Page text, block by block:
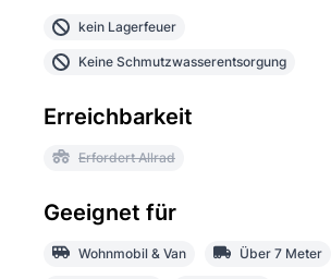
kein Lagerfeuer
Keine Schmutzwasserentsorgung
Erreichbarkeit
Erfordert Allrad
Geeignet für
Wohnmobil & Van Über 7 Meter